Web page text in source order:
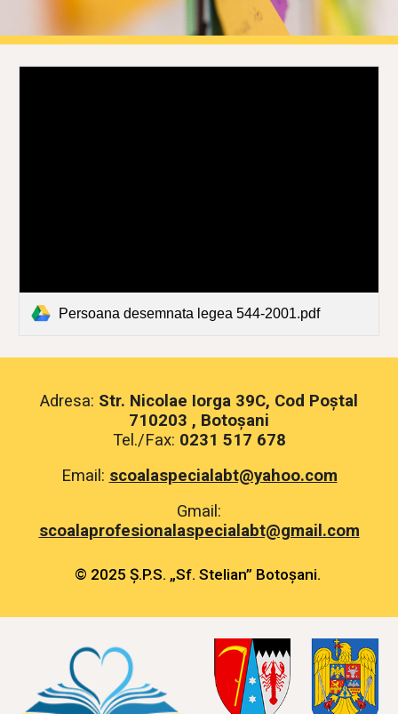
Persoana desemnata legea 544-2001.pdf
Adresa: Str. Nicolae Iorga 39C, Cod Poștal
710203 , Botoșani
Tel./Fax: 0231 517 678
Email: scoalaspecialabt@yahoo.com
Gmail:
scoalaprofesionalaspecialabt@gmail.com
© 2025 Ș.P.S. „Sf. Stelian” Botoșani.